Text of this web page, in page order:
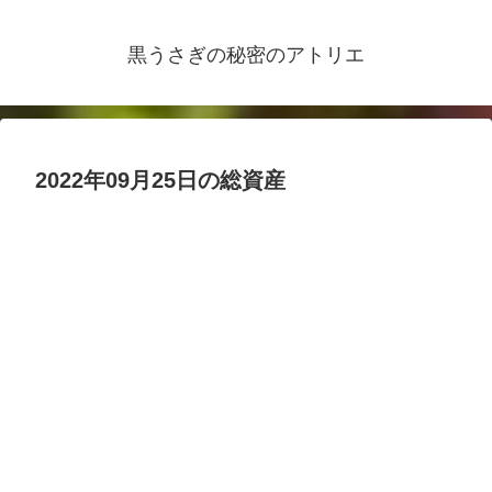
黒うさぎの秘密のアトリエ
2022年09月25日の総資産